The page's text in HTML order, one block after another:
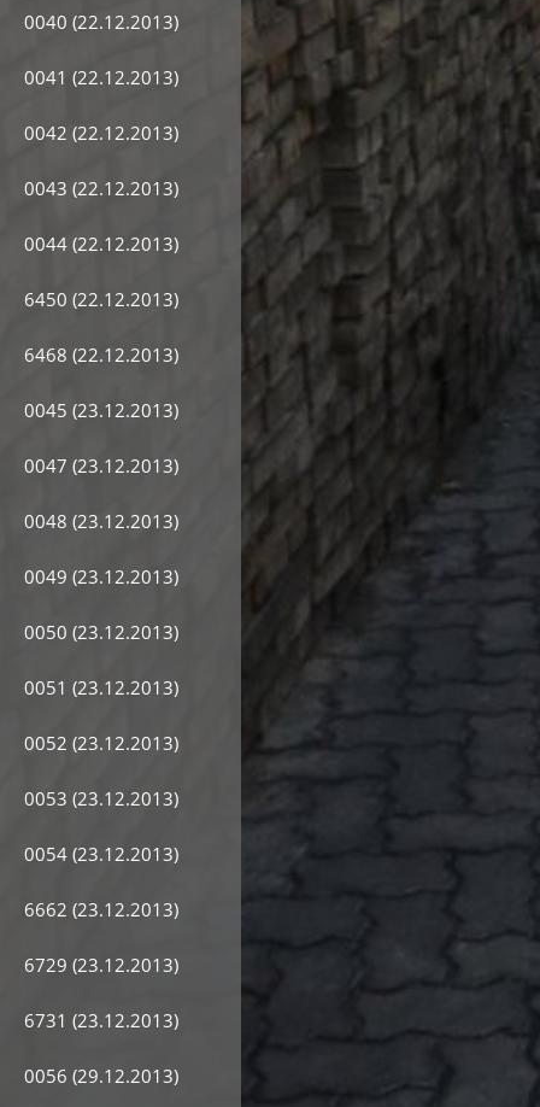
0040 (22.12.2013)
0041 (22.12.2013)
0042 (22.12.2013)
0043 (22.12.2013)
0044 (22.12.2013)
6450 (22.12.2013)
6468 (22.12.2013)
0045 (23.12.2013)
0047 (23.12.2013)
0048 (23.12.2013)
0049 (23.12.2013)
0050 (23.12.2013)
0051 (23.12.2013)
0052 (23.12.2013)
0053 (23.12.2013)
0054 (23.12.2013)
6662 (23.12.2013)
6729 (23.12.2013)
6731 (23.12.2013)
0056 (29.12.2013)